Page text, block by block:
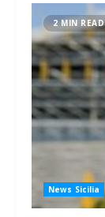
2 MIN READ
News Sicilia